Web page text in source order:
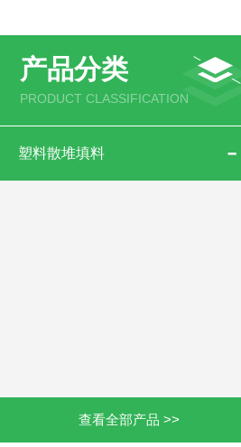
产品分类
PRODUCT CLASSIFICATION
塑料散堆填料
查看全部产品 >>